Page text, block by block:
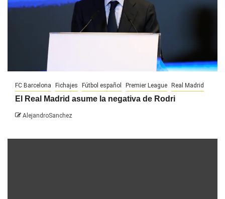
FC Barcelona Fichajes Fútbol español Premier League Real Madrid
El Real Madrid asume la negativa de Rodri
AlejandroSanchez